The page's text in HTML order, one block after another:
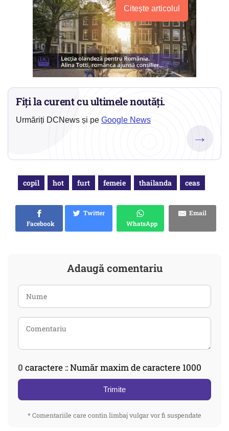
Citește articolul
Fiți la curent cu ultimele noutăți.
Urmăriți DCNews și pe Google News
→
copil hot furt femeie thailanda ceas
Facebook
Twitter
WhatsApp
Email
Adaugă comentariu
0 caractere :: Număr maxim de caractere 1000
Trimite
* Comentariile care contin limbaj vulgar vor fi suspendate